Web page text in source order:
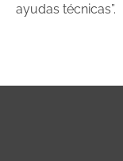
ayudas técnicas”.